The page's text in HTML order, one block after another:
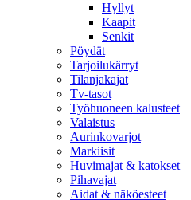
Hyllyt
Kaapit
Senkit
Pöydät
Tarjoilukärryt
Tilanjakajat
Tv-tasot
Työhuoneen kalusteet
Valaistus
Aurinkovarjot
Markiisit
Huvimajat & katokset
Pihavajat
Aidat & näköesteet